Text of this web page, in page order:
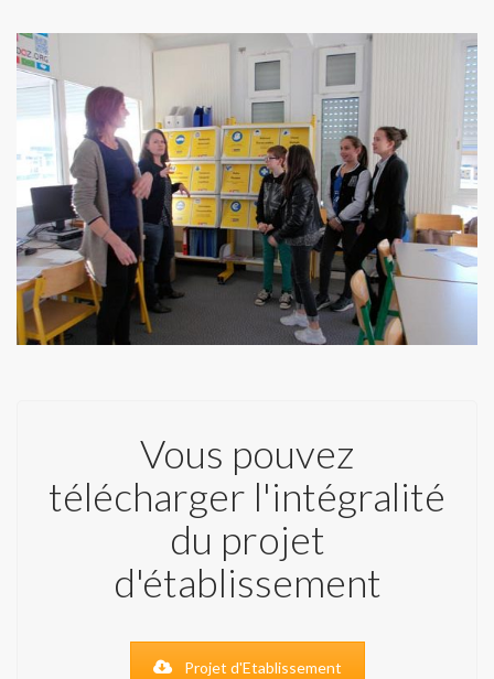
Vous pouvez
télécharger l'intégralité
du projet
d'établissement
Projet d'Etablissement